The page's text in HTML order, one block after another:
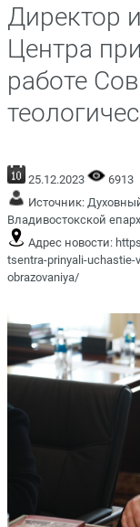
Директор
Центра
работе
25.12.2023
6913
Источник:
Владивостокской
Адрес новости:
tsentra-prinyali-uchastie-
obrazovaniya/